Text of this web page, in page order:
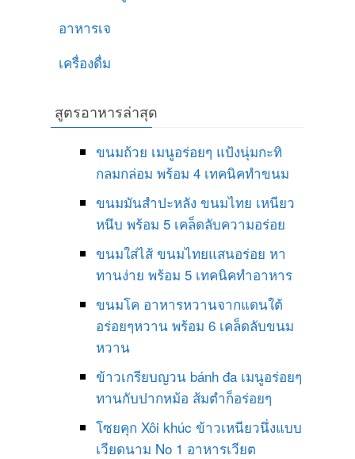
อาหารเจ
เครื่องดื่ม
สูตรอาหารล่าสุด
ขนมถ้วย เมนูอร่อยๆ แป้งนุ่มกะทิ
กลมกล่อม พร้อม 4 เทคนิคทำขนม
ขนมมันสำปะหลัง ขนมไทย เหนียว
หนึบ พร้อม 5 เคล็ดลับความอร่อย
ขนมใส่ไส้ ขนมไทยแสนอร่อย หา
ทานง่าย พร้อม 5 เทคนิคทำอาหาร
ขนมโค อาหารหวานจากแดนใต้
อร่อยๆหวาน พร้อม 6 เคล็ดลับขนม
หวาน
ข้าวเกรียบญวน bánh đa เมนูอร่อยๆ
ทานกับปากหม้อ ส้มตำก็อร่อยๆ
โซยคุก Xôi khúc ข้าวเหนียวนึ่งแบบ
เวียดนาม No 1 อาหารเวียต